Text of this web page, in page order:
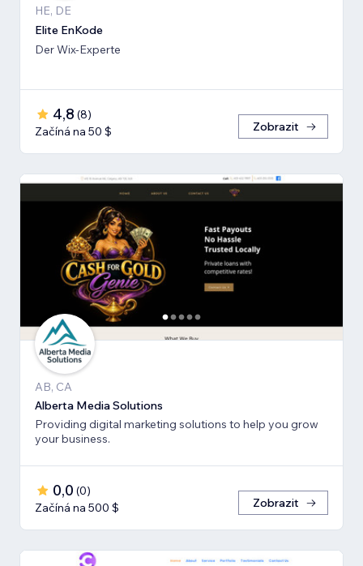
HE, DE
Elite EnKode
Der Wix-Experte
4,8 (8)
Začíná na 50 $
Zobrazit
AB, CA
Alberta Media Solutions
Providing digital marketing solutions to help you grow
your business.
0,0 (0)
Začíná na 500 $
Zobrazit